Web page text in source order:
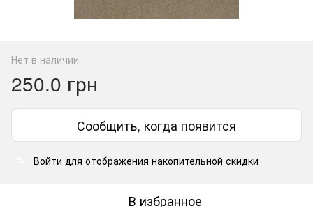
Нет в наличии
250.0 грн
Сообщить, когда появится
Войти для отображения накопительной скидки
В избранное